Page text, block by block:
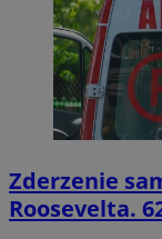
Zderzenie
Roosevelta.